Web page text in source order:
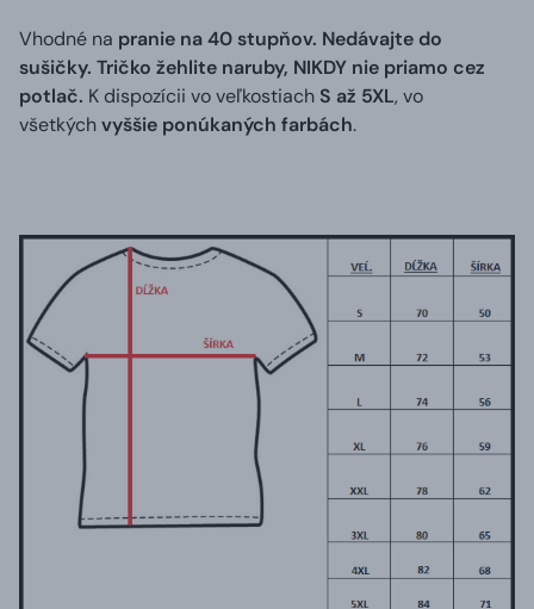
Vhodné na pranie na 40 stupňov. Nedávajte do
sušičky. Tričko žehlite naruby, NIKDY nie priamo cez
potlač. K dispozícii vo veľkostiach S až 5XL, vo
všetkýchvyššie ponúkaných farbách.